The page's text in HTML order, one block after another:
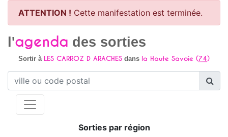
ATTENTION ! Cette manifestation est terminée.
l'agenda des sorties
Sortir à LES CARROZ D ARACHESdans la Haute Savoie (74)
Sorties par région